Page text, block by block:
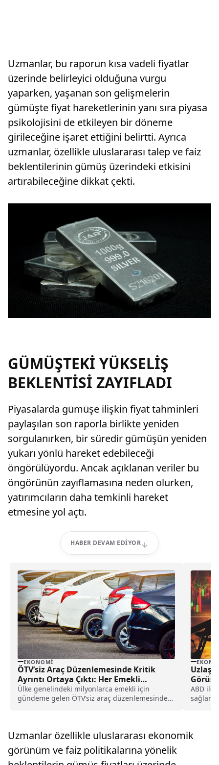
Uzmanlar, bu raporun kısa vadeli fiyatlar
üzerinde belirleyici olduğuna vurgu
yaparken, yaşanan son gelişmelerin
gümüşte fiyat hareketlerinin yanı sıra piyasa
psikolojisini de etkileyen bir döneme
girileceğine işaret ettiğini belirtti. Ayrıca
uzmanlar, özellikle uluslararası talep ve faiz
beklentilerinin gümüş üzerindeki etkisini
artırabileceğine dikkat çekti.
GÜMÜŞTEKİ YÜKSELİŞ
BEKLENTİSİ ZAYIFLADI
Piyasalarda gümüşe ilişkin fiyat tahminleri
paylaşılan son raporla birlikte yeniden
sorgulanırken, bir süredir gümüşün yeniden
yukarı yönlü hareket edebileceği
öngörülüyordu. Ancak açıklanan veriler bu
öngörünün zayıflamasına neden olurken,
yatırımcıların daha temkinli hareket
etmesine yol açtı.
HABER DEVAM EDIYOR
EKONOMI
ÖTV’siz Araç Düzenlemesinde Kritik
Ayrıntı Ortaya Çıktı: Her Emekli
Yararlanamayacak!
Ülke genelindeki milyonlarca emekli için
gündeme gelen ÖTV’siz araç düzenlemesinde,
emeklilerin kapsamı da netleşmeye başladı.
Uzlaşı
ABD ile
Uzmanlar özellikle uluslararası ekonomik
görünüm ve faiz politikalarına yönelik